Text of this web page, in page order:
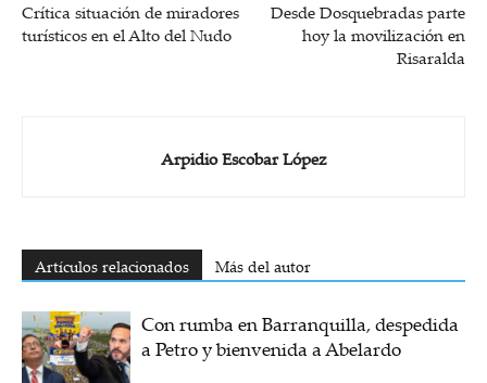
Crítica situación de miradores
turísticos en el Alto del Nudo
Desde Dosquebradas parte
hoy la movilización en
Risaralda
Arpidio Escobar López
Artículos relacionados Más del autor
Con rumba en Barranquilla, despedida
a Petro y bienvenida a Abelardo